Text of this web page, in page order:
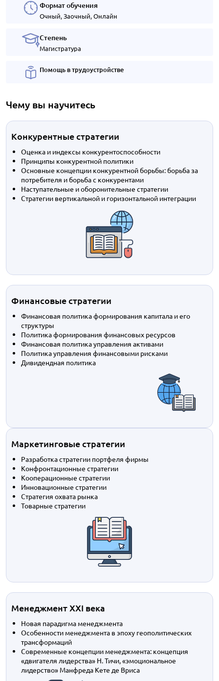
Формат обучения
Очный, Заочный, Онлайн
Степень
Магистратура
Помощь в трудоустройстве
Чему вы научитесь
Конкурентные стратегии
Оценка и индексы конкурентоспособности
Принципы конкурентной политики
Основные концепции конкурентной борьбы: борьба за
потребителя и борьба с конкурентами
Наступательные и оборонительные стратегии
Стратегии вертикальной и горизонтальной интеграции
Финансовые стратегии
Финансовая политика формирования капитала и его
структуры
Политика формирования финансовых ресурсов
Финансовая политика управления активами
Политика управления финансовыми рисками
Дивидендная политика
Маркетинговые стратегии
Разработка стратегии портфеля фирмы
Конфронтационные стратегии
Кооперационные стратегии
Инновационные стратегии
Стратегия охвата рынка
Товарные стратегии
Менеджмент XXI века
Новая парадигма менеджмента
Особенности менеджмента в эпоху геополитических
трансформаций
Современные концепции менеджмента: концепция
«двигателя лидерства» Н. Тичи, «эмоциональное
лидерство» Манфреда Кете де Вриса